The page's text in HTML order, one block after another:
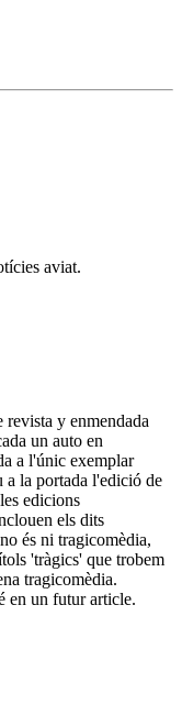
aviat.
y enmendada
un auto en
a l'únic exemplar
la portada l'edició de
edicions
els dits
és ni tragicomèdia,
'tràgics' que trobem
tragicomèdia.
en un futur article.